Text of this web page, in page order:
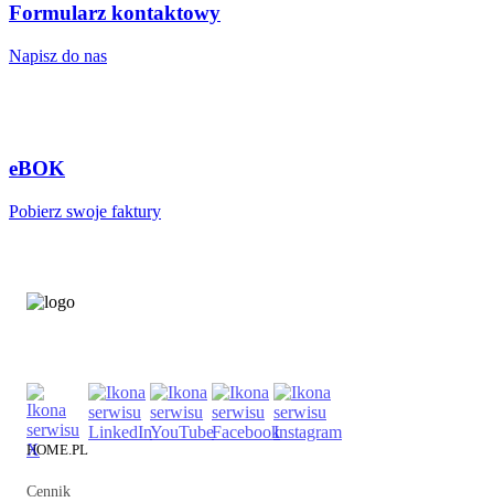
Formularz kontaktowy
Napisz do nas
eBOK
Pobierz swoje faktury
HOME.PL
Cennik